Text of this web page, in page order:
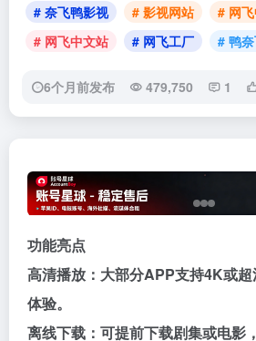
# 奈飞鸭影视
# 影视网站
# 网
# 网飞中文站
# 网飞工厂 # 鸭
6个月前发布 479,750 1
功能亮点
高清播放：大部分APP支持4K或
体验。
离线下载：可提前下载剧集或电影